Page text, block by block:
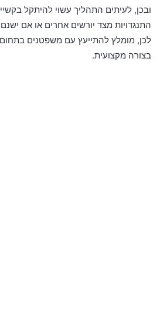
ובכן, לעיתים התהליך עשוי להיתקל
התנגדויות מצד יורשים אחרים או אם
לכן, מומלץ להתייעץ עם משפטנים
בצורה מקצועית.